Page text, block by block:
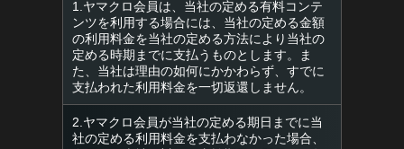
1.ヤマクロ会員は、当社の定める有料コンテ
ンツを利用する場合には、当社の定める金額
の利用料金を当社の定める方法により当社の
定める時期までに支払うものとします。ま
た、当社は理由の如何にかかわらず、すでに
支払われた利用料金を一切返還しません。
2.ヤマクロ会員が当社の定める期日までに当
社の定める利用料金を支払わなかった場合、